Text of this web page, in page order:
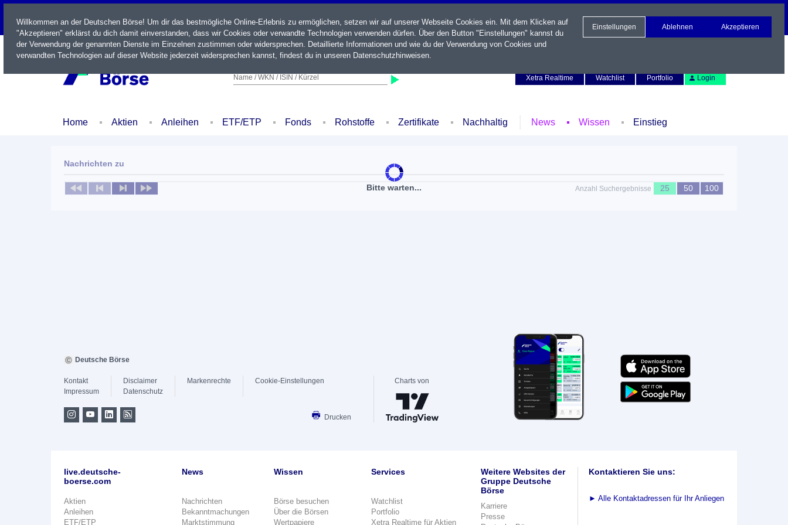
LIVE
Name / WKN / ISIN / Kürzel
Xetra Realtime
Watchlist Portfolio Login
Home Aktien Anleihen ETF/ETP Fonds Rohstoffe Zertifikate Nachhaltig News Wissen Einstieg
Bitte warten...
Nachrichten zu
Keine News verfügbar Anzahl Suchergebnisse 25 50 100
Willkommen an der Deutschen Börse! Um dir das bestmögliche Online-Erlebnis zu ermöglichen, setzen wir auf unserer Webseite Cookies ein. Mit dem Klicken auf
"Akzeptieren" erklärst du dich damit einverstanden, dass wir Cookies oder verwandte Technologien verwenden dürfen. Über den Button "Einstellungen" kannst du
der Verwendung der genannten Dienste im Einzelnen zustimmen oder widersprechen. Detaillierte Informationen und wie du der Verwendung von Cookies und
verwandten Technologien auf dieser Website jederzeit widersprechen kannst, findest du in unseren Datenschutzhinweisen.
Einstellungen Ablehnen Akzeptieren
Deutsche Börse
Kontakt
Impressum
Disclaimer
Datenschutz
Markenrechte Cookie-Einstellungen
Drucken
Charts von
live.deutsche-
boerse.com
Aktien
Anleihen
ETF/ETP
News
Nachrichten
Bekanntmachungen
Marktstimmung
Wissen
Börse besuchen
Über die Börsen
Wertpapiere
Services
Watchlist
Portfolio
Xetra Realtime für Aktien
Weitere Websites der
Gruppe Deutsche
Börse
Karriere
Presse
Kontaktieren Sie uns:
► Alle Kontaktadressen für Ihr Anliegen